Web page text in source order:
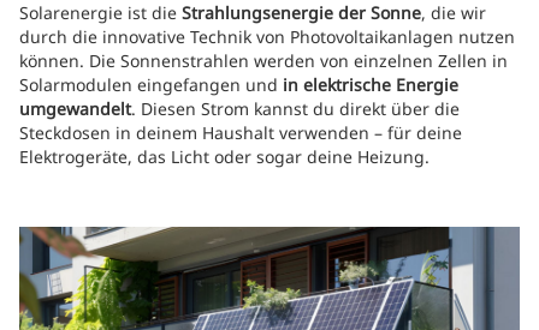
Solarenergie ist die Strahlungsenergie der Sonne, die wir
durch die innovative Technik von Photovoltaikanlagen nutzen
können. Die Sonnenstrahlen werden von einzelnen Zellen in
Solarmodulen eingefangen und in elektrische Energie
umgewandelt. Diesen Strom kannst du direkt über die
Steckdosen in deinem Haushalt verwenden – für deine
Elektrogeräte, das Licht oder sogar deine Heizung.